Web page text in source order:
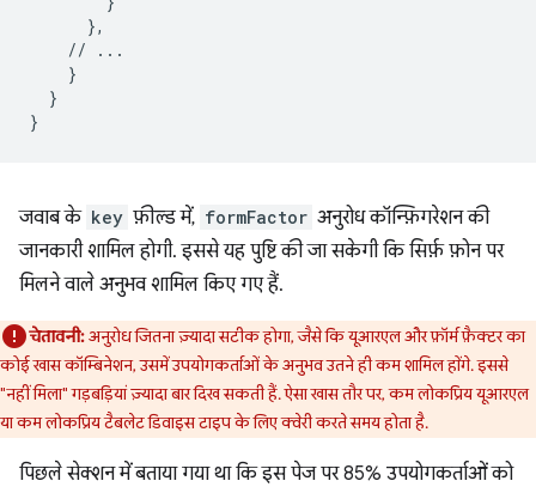
      },
    // ...
    }
  }
जवाब के key फ़ील्ड में, formFactor अनुरोध कॉन्फ़िगरेशन की
जानकारी शामिल होगी. इससे यह पुष्टि की जा सकेगी कि सिर्फ़ फ़ोन पर
मिलने वाले अनुभव शामिल किए गए हैं.
चेतावनी:अनुरोध जितना ज़्यादा सटीक होगा, जैसे कि यूआरएल और फ़ॉर्म फ़ैक्टर का
कोई खास कॉम्बिनेशन, उसमें उपयोगकर्ताओं के अनुभव उतने ही कम शामिल होंगे. इससे
"नहीं मिला" गड़बड़ियां ज़्यादा बार दिख सकती हैं. ऐसा खास तौर पर, कम लोकप्रिय यूआरएल
या कम लोकप्रिय टैबलेट डिवाइस टाइप के लिए क्वेरी करते समय होता है.
पिछले सेक्शन में बताया गया था कि इस पेज पर 85% उपयोगकर्ताओं को